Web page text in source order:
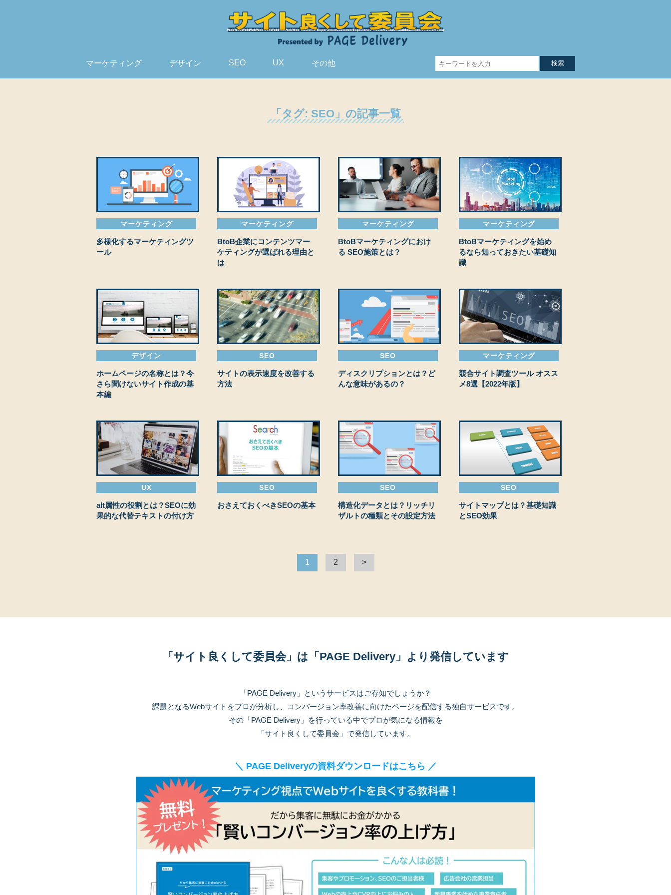
マーケティング デザイン SEO UX その他 検索
「タグ: SEO 」の記事一覧
マーケティング
多様化するマーケティングツ
ール
マーケティング
BtoB企業にコンテンツマー
ケティングが選ばれる理由と
は
マーケティング
BtoBマーケティングにおけ
る SEO施策とは？
マーケティング
BtoBマーケティングを始め
るなら知っておきたい基礎知
識
デザイン
ホームページの名称とは？今
さら聞けないサイト作成の基
本編
SEO
サイトの表示速度を改善する
方法
SEO
ディスクリプションとは？ど
んな意味があるの？
マーケティング
競合サイト調査ツール オスス
メ8選【2022年版】
UX
alt属性の役割とは？SEOに効
果的な代替テキストの付け方
SEO
おさえておくべきSEOの基本
SEO
構造化データとは？リッチリ
ザルトの種類とその設定方法
SEO
サイトマップとは？基礎知識
とSEO効果
1 2 >
「サイト良くして委員会」は 「PAGE Delivery」より発信しています
「PAGE Delivery」というサービスはご存知でしょうか？
課題となるWebサイトをプロが分析し、
コンバージョン率改善に向けたページを配信する独自サービスです。
その「PAGE Delivery」を行っている中でプロが気になる情報を
「サイト良くして委員会」で発信しています。
＼ PAGE Deliveryの資料ダウンロードはこちら ／